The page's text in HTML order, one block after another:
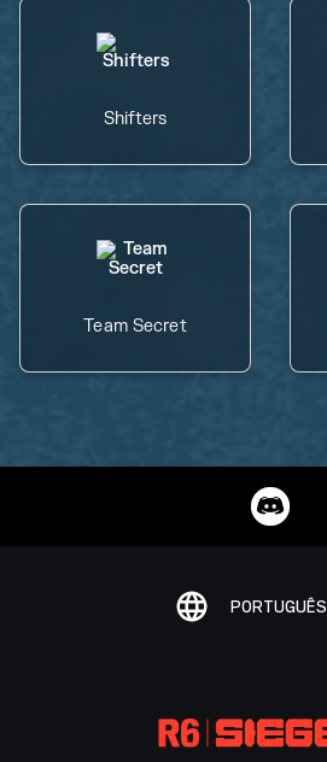
Shifters
Team Secret
PORTUGUÊS